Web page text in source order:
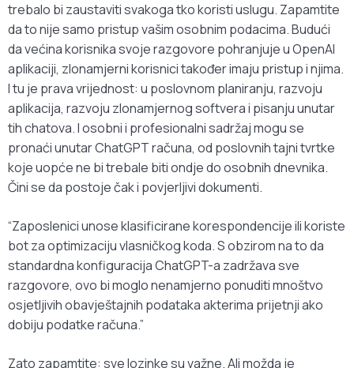
trebalo bi zaustaviti svakoga tko koristi uslugu. Zapamtite
da to nije samo pristup vašim osobnim podacima. Budući
da većina korisnika svoje razgovore pohranjuje u OpenAI
aplikaciji, zlonamjerni korisnici također imaju pristup i njima.
I tu je prava vrijednost: u poslovnom planiranju, razvoju
aplikacija, razvoju zlonamjernog softvera i pisanju unutar
tih chatova. I osobni i profesionalni sadržaj mogu se
pronaći unutar ChatGPT računa, od poslovnih tajni tvrtke
koje uopće ne bi trebale biti ondje do osobnih dnevnika.
Čini se da postoje čak i povjerljivi dokumenti.
“Zaposlenici unose klasificirane korespondencije ili koriste
bot za optimizaciju vlasničkog koda. S obzirom na to da
standardna konfiguracija ChatGPT-a zadržava sve
razgovore, ovo bi moglo nenamjerno ponuditi mnoštvo
osjetljivih obavještajnih podataka akterima prijetnji ako
dobiju podatke računa.”
Zato zapamtite: sve lozinke su važne. Ali možda je